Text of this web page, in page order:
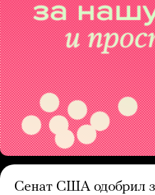
Сенат США одобрил